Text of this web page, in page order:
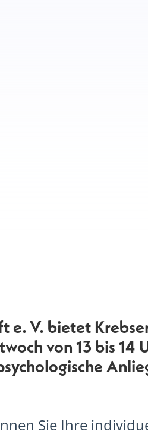
e. V. bietet
von 13 bis 14
Sie Ihre